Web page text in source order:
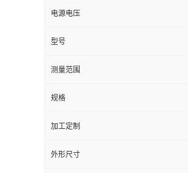
电源电压
型号
测量范围
规格
加工定制
外形尺寸